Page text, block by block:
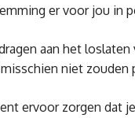
er voor jou in
aan het
niet zouden
ervoor zorgen dat